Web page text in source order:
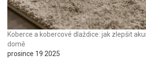
Koberce a kobercové dlaždice: jak zlepšit
domě
prosince 19 2025